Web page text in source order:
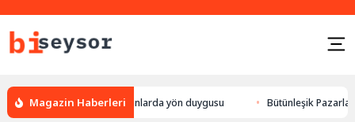
Magazin Haberleri
yön bulması, hayvanlarda yön duygusu Bütünleşik Pazarlama: